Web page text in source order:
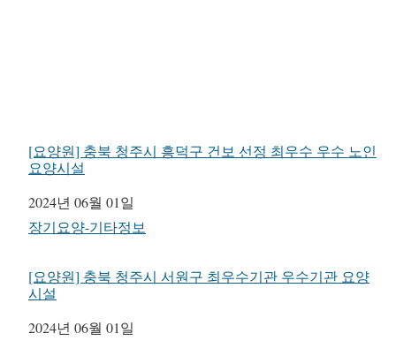
[요양원] 충북 청주시 흥덕구 건보 선정 최우수 우수 노인
요양시설
일자
2024년 06월 01일
관련 항목
장기요양-기타정보
[요양원] 충북 청주시 서원구 최우수기관 우수기관 요양
시설
일자
2024년 06월 01일